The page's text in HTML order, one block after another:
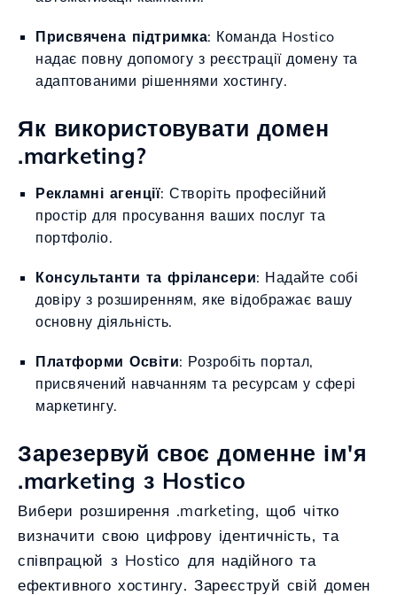
Присвячена підтримка: Команда Hostico
надає повну допомогу з реєстрації домену та
адаптованими рішеннями хостингу.
Як використовувати домен
.marketing?
Рекламні агенції: Створіть професійний
простір для просування ваших послуг та
портфоліо.
Консультанти та фрілансери: Надайте собі
довіру з розширенням, яке відображає вашу
основну діяльність.
Платформи Освіти: Розробіть портал,
присвячений навчанням та ресурсам у сфері
маркетингу.
Зарезервуй своє доменне ім'я
.marketing з Hostico
Вибери розширення .marketing, щоб чітко
визначити свою цифрову ідентичність, та
співпрацюй з Hostico для надійного та
ефективного хостингу. Зареєструй свій домен